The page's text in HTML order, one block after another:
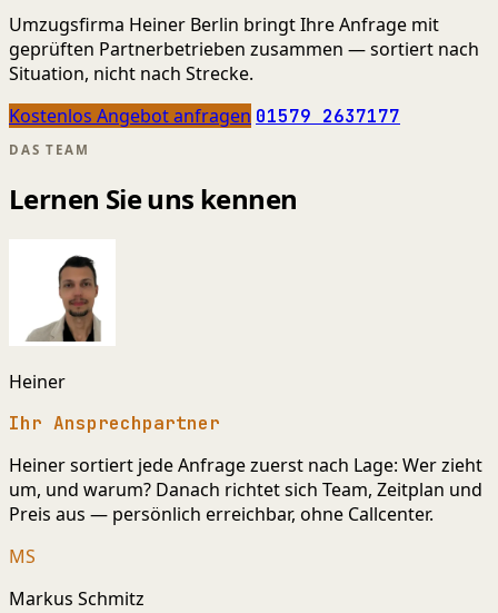
Umzugsfirma Heiner Berlin bringt Ihre Anfrage mit
geprüften Partnerbetrieben zusammen — sortiert nach
Situation, nicht nach Strecke.
Kostenlos Angebot anfragen 01579 2637177
DAS TEAM
Lernen Sie uns kennen
Heiner
Ihr Ansprechpartner
Heiner sortiert jede Anfrage zuerst nach Lage: Wer zieht
um, und warum? Danach richtet sich Team, Zeitplan und
Preis aus — persönlich erreichbar, ohne Callcenter.
MS
Markus Schmitz